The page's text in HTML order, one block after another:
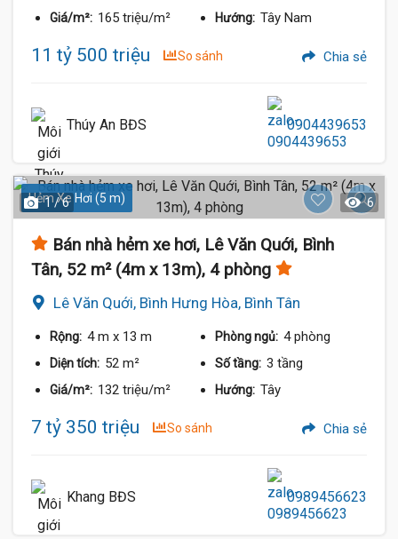
Giá/m²: 165 triệu/m² Hướng: Tây Nam
11 tỷ 500 triệu So sánh Chia sẻ
Thúy An BĐS 0904439653
Hẻm Xe Hơi (5 m)
1 / 6 6
Bán nhà hẻm xe hơi, Lê Văn Quới, Bình
Tân, 52 m² (4m x 13m), 4 phòng
Lê Văn Quới, Bình Hưng Hòa, Bình Tân
Rộng: 4 m x 13 m Phòng ngủ: 4 phòng
Diện tích: 52 m² Số tầng: 3 tầng
Giá/m²: 132 triệu/m² Hướng: Tây
7 tỷ 350 triệu So sánh Chia sẻ
Khang BĐS 0989456623